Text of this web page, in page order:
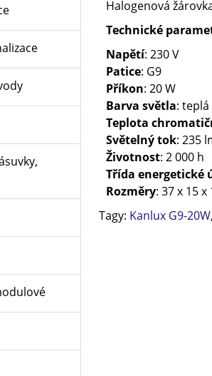
Halogenová
Technické
Napětí: 230 V
Patice: G9
Příkon: 20 W
Barva světla: teplá
Teplota
Světelný tok: 235
Životnost: 2 000 h
Třída energetické
Rozměry: 37 x 15 x
Tagy: Kanlux G9-20W,